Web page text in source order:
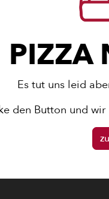
PIZZA
Es tut uns leid
den Button und